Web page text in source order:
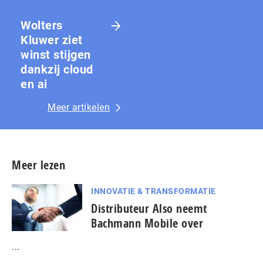
Wolters
Kluwer ziet
winst stijgen
dankzij cloud
en ai
Meer artikelen
Meer lezen
INNOVATIE & TRANSFORMATIE
Distributeur Also neemt
Bachmann Mobile over
...